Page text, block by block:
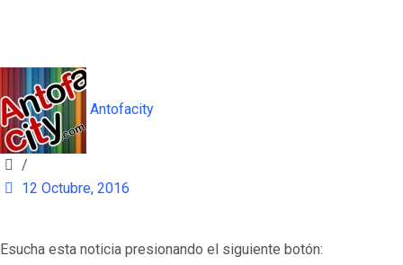
Antofacity
/
12 Octubre, 2016
Esucha esta noticia presionando el siguiente botón: